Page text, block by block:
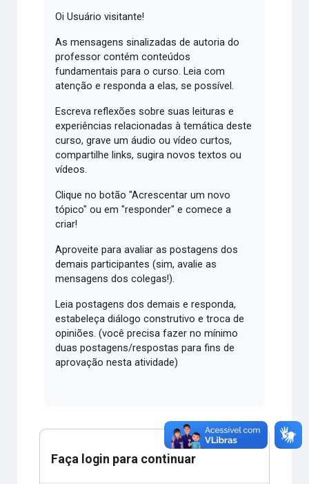
Oi Usuário visitante!
As mensagens sinalizadas de autoria do
professor contém conteúdos
fundamentais para o curso. Leia com
atenção e responda a elas, se possível.
Escreva reflexões sobre suas leituras e
experiências relacionadas à temática deste
curso, grave um áudio ou vídeo curtos,
compartilhe links, sugira novos textos ou
vídeos.
Clique no botão "Acrescentar um novo
tópico" ou em "responder" e comece a
criar!
Aproveite para avaliar as postagens dos
demais participantes (sim, avalie as
mensagens dos colegas!).
Leia postagens dos demais e responda,
estabeleça diálogo construtivo e troca de
opiniões. (você precisa fazer no mínimo
duas postagens/respostas para fins de
aprovação nesta atividade)
Faça login para continuar